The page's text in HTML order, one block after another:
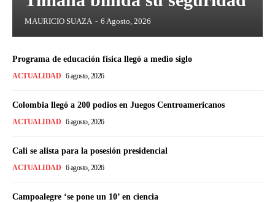
MAURICIO SUAZA - 6 Agosto, 2026
Programa de educación física llegó a medio siglo
ACTUALIDAD 6 agosto, 2026
Colombia llegó a 200 podios en Juegos Centroamericanos
ACTUALIDAD 6 agosto, 2026
Cali se alista para la posesión presidencial
ACTUALIDAD 6 agosto, 2026
Campoalegre ‘se pone un 10’ en ciencia